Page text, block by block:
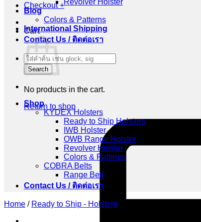
Checkout +
Cart
No products in the cart.
Return to shop
Revolver Holster
Blog
Colors & Patterns
International Shipping
Contact Us / ติดต่อเรา
Products
search
Search
Shop
KYDEX Holsters
Ready to Ship Holsters
IWB Holster
OWB Range Holster
Revolver Holster
Colors & Patterns
COBRA Belts
Range Belt
Contact Us / ติดต่อเรา
Home / Ready to Ship - Holsters